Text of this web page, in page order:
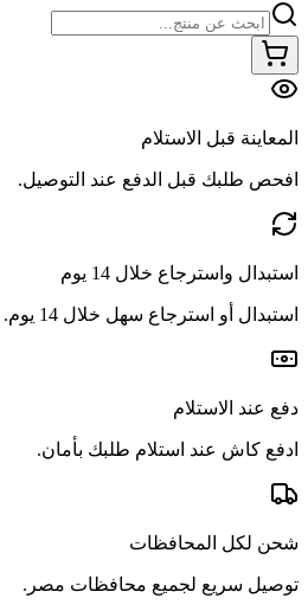
المعاينة قبل الاستلام
افحص طلبك قبل الدفع عند التوصيل.
استبدال واسترجاع خلال 14 يوم
استبدال أو استرجاع سهل خلال 14 يوم.
دفع عند الاستلام
ادفع كاش عند استلام طلبك بأمان.
شحن لكل المحافظات
توصيل سريع لجميع محافظات مصر.